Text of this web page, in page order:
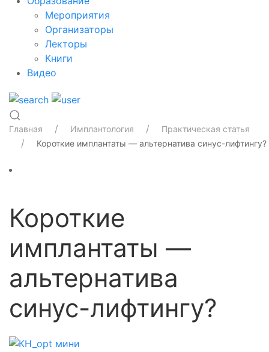
Мероприятия
Организаторы
Лекторы
Книги
Видео
Главная Имплантология
Практическая статья
Короткие имплантаты — альтернатива синус-лифтингу?
Короткие
имплантаты —
альтернатива
синус-лифтингу?